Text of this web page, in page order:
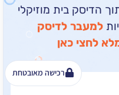
בית מוזיקלי
לדיסק
רכישה מאובטחת